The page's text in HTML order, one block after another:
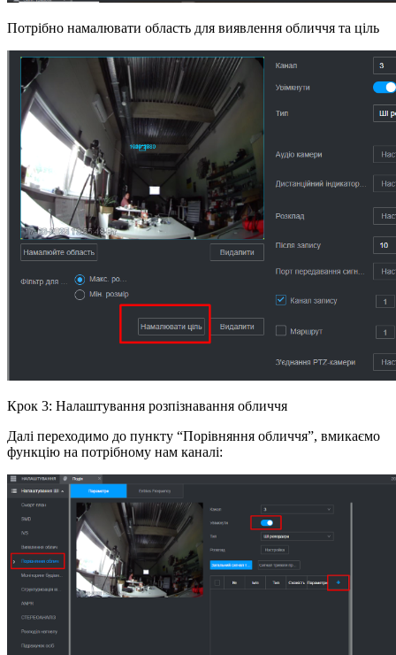
Потрібно намалювати область для виявлення обличчя та ціль
Крок 3: Налаштування розпізнавання обличчя
Далі переходимо до пункту “Порівняння обличчя”, вмикаємо
функцію на потрібному нам каналі: